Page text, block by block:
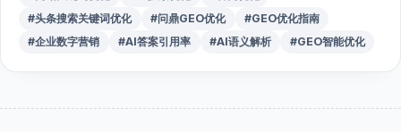
#头条搜索关键词优化
#问鼎GEO优化
#GEO优化指南
#企业数字营销
#AI答案引用率 #AI语义解析 #GEO智能优化